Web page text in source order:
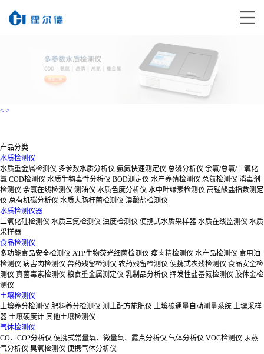
< >
产品分类
水质检测仪
水质重金属检测仪 多参数水质分析仪 氨氮快速测定仪 总磷分析仪 余氯/总氯/二氧化
氯 COD检测仪 水质生物毒性分析仪 BOD测定仪 水产养殖检测仪 总氮检测仪 消毒剂
检测仪 余氯在线检测仪 测油仪 水质色度分析仪 水中叶绿素检测仪 高锰酸盐指数测定
仪 总有机碳分析仪 水质大肠杆菌检测仪 溴酸盐检测仪
水质检测仪器
二氧化硅检测仪 水质三氮检测仪 浊度检测仪 便携式水质采样器 水质在线监测仪 水质
采样器
食品检测仪
多功能食品安全检测仪 ATP生物荧光细菌检测仪 瘦肉精检测仪 水产品检测仪 食用油
检测仪 病害肉检测仪 兽药残留检测仪 农药残留检测仪 便携式农残检测仪 食品安全检
测仪 真菌毒素检测仪 粮食重金属测定仪 乳制品分析仪 挥发性盐基氮检测仪 胶体金检
测仪
土壤检测仪
土壤养分检测仪 肥料养分检测仪 测土配方施肥仪 土壤碳通量自动测量系统 土壤采样
器 土壤硬度计 其他土壤检测仪
气体检测仪
CO、CO2分析仪 便携式常量氧、微量氧、露点分析仪 气体分析仪 VOC检测仪 汞蒸
气分析仪 臭氧检测仪 便携气体分析仪